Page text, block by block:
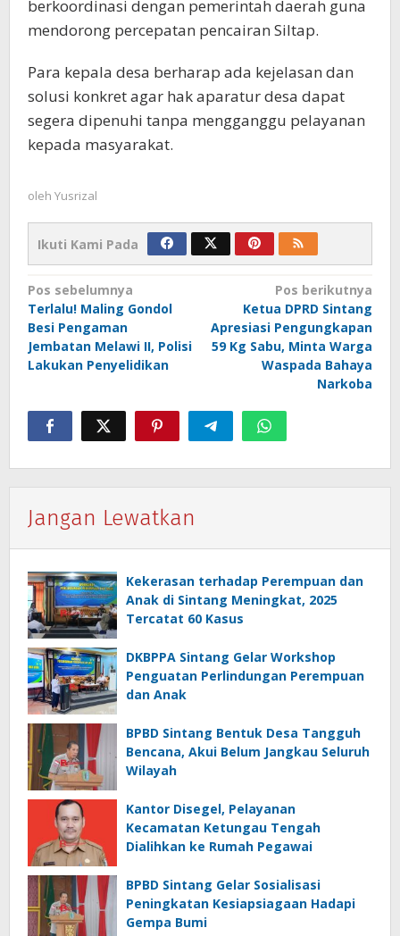
berkoordinasi dengan pemerintah daerah guna
mendorong percepatan pencairan Siltap.
Para kepala desa berharap ada kejelasan dan
solusi konkret agar hak aparatur desa dapat
segera dipenuhi tanpa mengganggu pelayanan
kepada masyarakat.
oleh Yusrizal
Ikuti Kami Pada
Navigasi
pos
Pos sebelumnya
Terlalu! Maling Gondol
Besi Pengaman
Jembatan Melawi II, Polisi
Lakukan Penyelidikan
Pos berikutnya
Ketua DPRD Sintang
Apresiasi Pengungkapan
59 Kg Sabu, Minta Warga
Waspada Bahaya
Narkoba
Jangan Lewatkan
Kekerasan terhadap Perempuan dan
Anak di Sintang Meningkat, 2025
Tercatat 60 Kasus
DKBPPA Sintang Gelar Workshop
Penguatan Perlindungan Perempuan
dan Anak
BPBD Sintang Bentuk Desa Tangguh
Bencana, Akui Belum Jangkau Seluruh
Wilayah
Kantor Disegel, Pelayanan
Kecamatan Ketungau Tengah
Dialihkan ke Rumah Pegawai
BPBD Sintang Gelar Sosialisasi
Peningkatan Kesiapsiagaan Hadapi
Gempa Bumi